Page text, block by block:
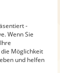
-
Wenn Sie
Möglichkeit
und helfen